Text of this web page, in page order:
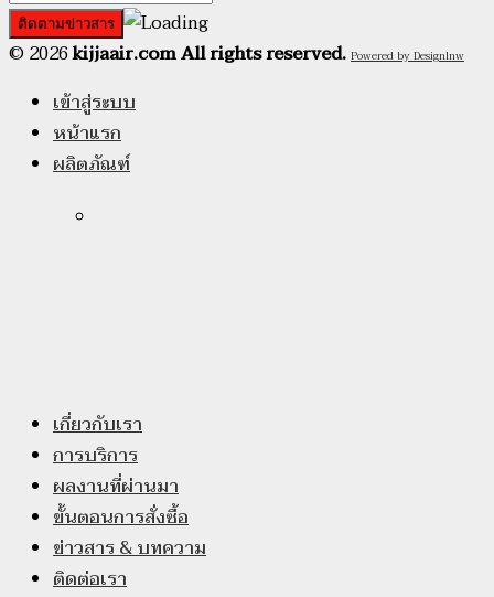
© 2026kijjaair.com All rights reserved. Powered by Designlnw
เข้าสู่ระบบ
หน้าแรก
ผลิตภัณฑ์
เกี่ยวกับเรา
การบริการ
ผลงานที่ผ่านมา
ขั้นตอนการสั่งซื้อ
ข่าวสาร & บทความ
ติดต่อเรา